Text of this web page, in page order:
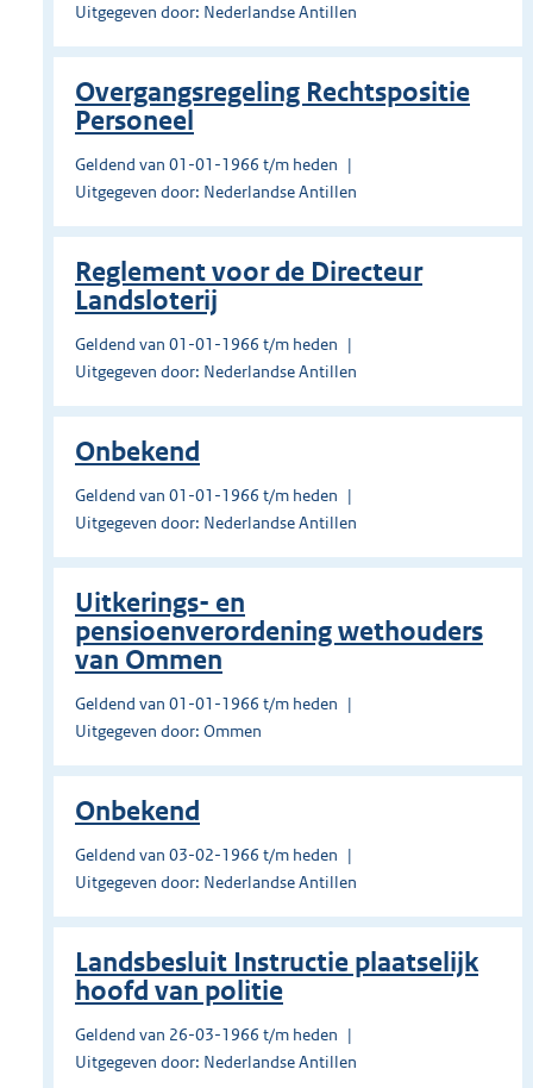
Uitgegeven door: Nederlandse Antillen
Overgangsregeling Rechtspositie
Personeel
Geldend van 01-01-1966 t/m heden
Uitgegeven door: Nederlandse Antillen
Reglement voor de Directeur
Landsloterij
Geldend van 01-01-1966 t/m heden
Uitgegeven door: Nederlandse Antillen
Onbekend
Geldend van 01-01-1966 t/m heden
Uitgegeven door: Nederlandse Antillen
Uitkerings- en
pensioenverordening wethouders
van Ommen
Geldend van 01-01-1966 t/m heden
Uitgegeven door: Ommen
Onbekend
Geldend van 03-02-1966 t/m heden
Uitgegeven door: Nederlandse Antillen
Landsbesluit Instructie plaatselijk
hoofd van politie
Geldend van 26-03-1966 t/m heden
Uitgegeven door: Nederlandse Antillen